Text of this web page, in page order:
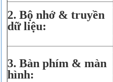
2. Bộ nhớ & truyền
dữ liệu:
3. Bàn phím & màn
hình: